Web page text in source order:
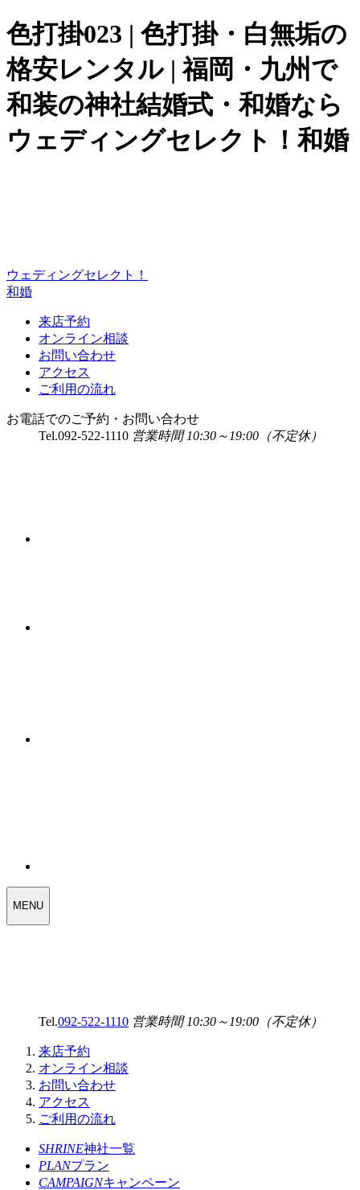
色打掛023 | 色打掛・白無垢の
格安レンタル | 福岡・九州で
和装の神社結婚式・和婚なら
ウェディングセレクト！和婚
ウェディングセレクト！
和婚
来店予約
オンライン相談
お問い合わせ
アクセス
ご利用の流れ
お電話でのご予約・お問い合わせ
Tel.092-522-1110 営業時間 10:30～19:00（不定休）
SELECT
MENU
Tel.092-522-1110 営業時間 10:30～19:00（不定休）
来店予約
オンライン相談
お問い合わせ
アクセス
ご利用の流れ
SHRINE神社一覧
PLANプラン
CAMPAIGNキャンペーン